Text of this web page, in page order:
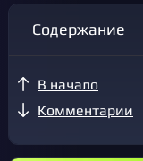
Содержание
В начало
Комментарии